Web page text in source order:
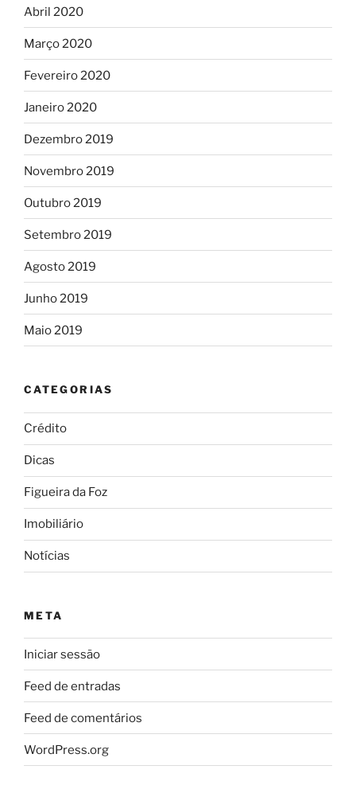
Abril 2020
Março 2020
Fevereiro 2020
Janeiro 2020
Dezembro 2019
Novembro 2019
Outubro 2019
Setembro 2019
Agosto 2019
Junho 2019
Maio 2019
CATEGORIAS
Crédito
Dicas
Figueira da Foz
Imobiliário
Notícias
META
Iniciar sessão
Feed de entradas
Feed de comentários
WordPress.org